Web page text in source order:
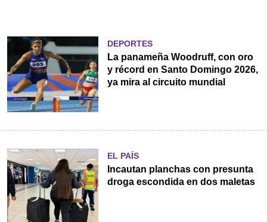
DEPORTES
La panameña Woodruff, con oro
y récord en Santo Domingo 2026,
ya mira al circuito mundial
EL PAÍS
Incautan planchas con presunta
droga escondida en dos maletas